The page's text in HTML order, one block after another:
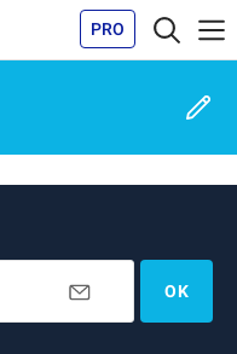
PRO
OK